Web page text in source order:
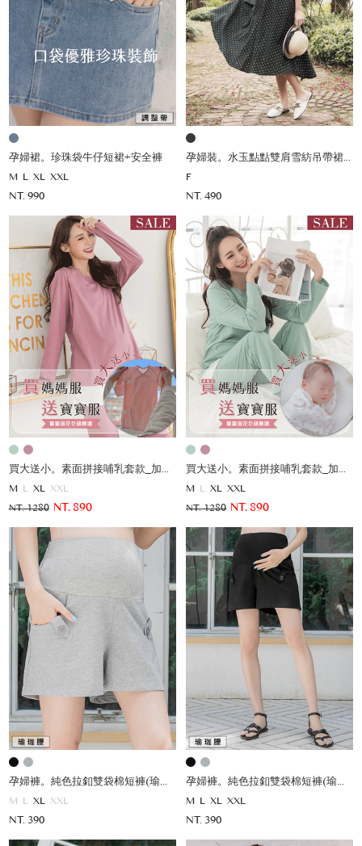
孕婦裙。珍珠袋牛仔短裙+安全褲
M L XL XXL
NT. 990
孕婦裝。水玉點點雙肩雪紡吊帶裙(薄)
F
NT. 490
買大送小。素面拼接哺乳套款_加贈寶寶服
M L XL XXL
NT. 1280 NT. 890
買大送小。素面拼接哺乳套款_加贈寶寶服
M L XL XXL
NT. 1280 NT. 890
孕婦褲。純色拉釦雙袋棉短褲(瑜珈腰)
M L XL XXL
NT. 390
孕婦褲。純色拉釦雙袋棉短褲(瑜珈腰)
M L XL XXL
NT. 390